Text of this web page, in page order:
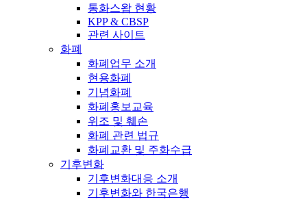
통화스왑 현황
KPP & CBSP
관련 사이트
화폐
화폐업무 소개
현용화폐
기념화폐
화폐홍보교육
위조 및 훼손
화폐 관련 법규
화폐교환 및 주화수급
기후변화
기후변화대응 소개
기후변화와 한국은행